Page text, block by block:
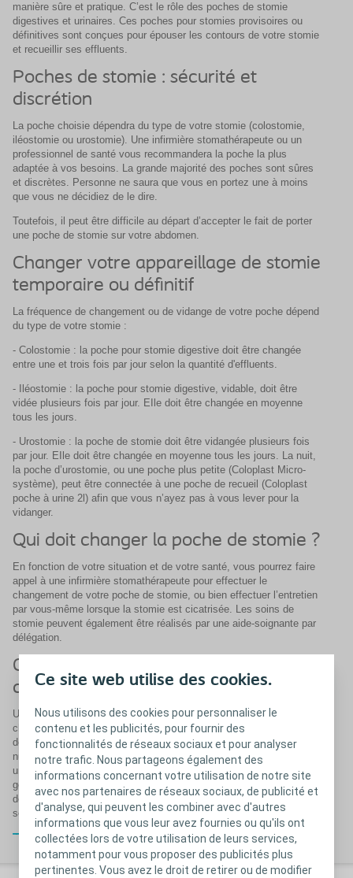
Ce site web utilise des cookies.
Nous utilisons des cookies pour personnaliser le
contenu et les publicités, pour fournir des
fonctionnalités de réseaux sociaux et pour analyser
notre trafic. Nous partageons également des
informations concernant votre utilisation de notre site
avec nos partenaires de réseaux sociaux, de publicité et
d'analyse, qui peuvent les combiner avec d'autres
informations que vous leur avez fournies ou qu'ils ont
collectées lors de votre utilisation de leurs services,
notamment pour vous proposer des publicités plus
pertinentes. Vous avez le droit de retirer ou de modifier
manière sûre et pratique. C’est le rôle des poches de stomie
digestives et urinaires. Ces poches pour stomies provisoires ou
définitives sont conçues pour épouser les contours de votre stomie
et recueillir ses effluents.
Poches de stomie : sécurité et
discrétion
La poche choisie dépendra du type de votre stomie (colostomie,
iléostomie ou urostomie). Une infirmière stomathérapeute ou un
professionnel de santé vous recommandera la poche la plus
adaptée à vos besoins. La grande majorité des poches sont sûres
et discrètes. Personne ne saura que vous en portez une à moins
que vous ne décidiez de le dire.
Toutefois, il peut être difficile au départ d’accepter le fait de porter
une poche de stomie sur votre abdomen.
Changer votre appareillage de stomie
temporaire ou définitif
La fréquence de changement ou de vidange de votre poche dépend
du type de votre stomie :
- Colostomie : la poche pour stomie digestive doit être changée
entre une et trois fois par jour selon la quantité d'effluents.
- Iléostomie : la poche pour stomie digestive, vidable, doit être
vidée plusieurs fois par jour. EIle doit être changée en moyenne
tous les jours.
- Urostomie : la poche de stomie doit être vidangée plusieurs fois
par jour. EIle doit être changée en moyenne tous les jours. La nuit,
la poche d’urostomie, ou une poche plus petite (Coloplast Micro-
système), peut être connectée à une poche de recueil (Coloplast
poche à urine 2l) afin que vous n’ayez pas à vous lever pour la
vidanger.
Qui doit changer la poche de stomie ?
En fonction de votre situation et de votre santé, vous pourrez faire
appel à une infirmière stomathérapeute pour effectuer le
changement de votre poche de stomie, ou bien effectuer l’entretien
par vous-même lorsque la stomie est cicatrisée. Les soins de
stomie peuvent également être réalisés par une aide-soignante par
délégation.
Comment vider et changer une poche
de stomie ?
Une stomie temporaire comme une stomie permanente implique un
changement de poches pour stomie de façon quotidienne, à raison
de 1 à 6 fois par jour selon le type de stomie. Un changement par
nuit s’impose également : vous pourrez connecter votre stomie à
une poche de nuit pour éviter de vous lever. Il s’agit de suivre des
gestes d’hygiène stricts, de façon à ne courir aucun risque (lavage
de mains, retrait de la poche de stomie, lavage de la stomie,
séchage, changement de poche gastrique ou urinaire).
Fermer